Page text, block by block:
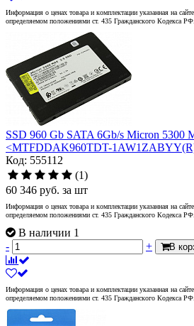
Информация о ценах товара и комплектации указанная на
определяемом положениями ст. 435 Гражданского Кодекса РФ.
SSD 960 Gb SATA 6Gb/s Micron 5300
<MTFDDAK960TDT-
Код: 555112
(1)
60 346 руб. за шт
Информация о ценах товара и комплектации указанная на
определяемом положениями ст. 435 Гражданского Кодекса РФ.
В наличии 1
-
+ В
Информация о ценах товара и комплектации указанная на
определяемом положениями ст. 435 Гражданского Кодекса РФ.